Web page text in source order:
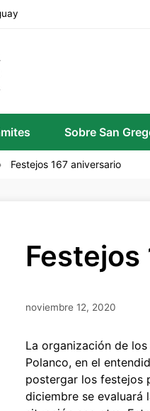
Sobre San
Festejos 167 aniversario
Festejos
noviembre 12, 2020
La organización de
Polanco, en el
postergar los festejos
diciembre se evaluará